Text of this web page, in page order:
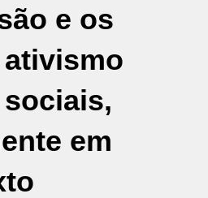
e os
em